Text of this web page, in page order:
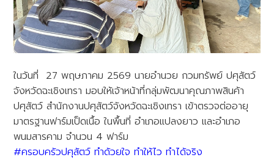
ในวันที่ 27 พฤษภาคม 2569นายอำนวย กวมทรัพย์ ปศุสัตว์
จังหวัดฉะเชิงเทรา มอบให้เจ้าหน้าที่กลุ่มพัฒนาคุณภาพสินค้า
ปศุสัตว์ สำนักงานปศุสัตว์จังหวัดฉะเชิงเทรา เข้าตรวจต่ออายุ
มาตรฐานฟาร์มเป็ดเนื้อ ในพื้นที่ อำเภอแปลงยาว และอำเภอ
พนมสารคาม จำนวน 4 ฟาร์ม
#ครอบครัวปศุสัตว์ ทำด้วยใจ ทำให้ไว ทำได้จริง